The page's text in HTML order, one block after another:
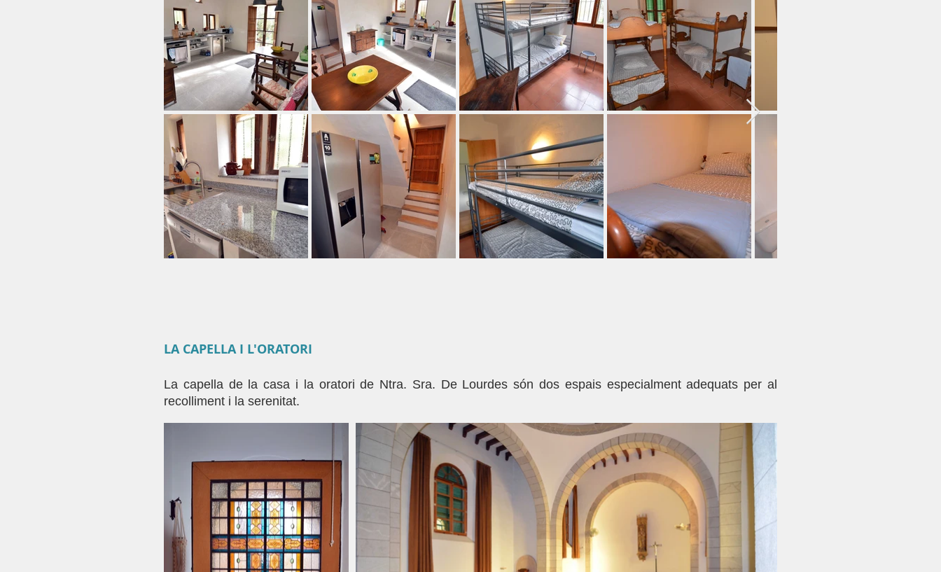
LA CAPELLA I L'ORATORI
La capella de la casa i la oratori de Ntra. Sra. De Lourdes són dos espais especialment adequats per al
recolliment i la serenitat.